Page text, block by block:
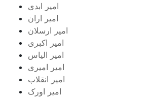
امیر ابدی
امیر اران
امیر ارسلان
امیر اکبری
امیر الیاس
امیر امیری
امیر انقلاب
امیر اورک